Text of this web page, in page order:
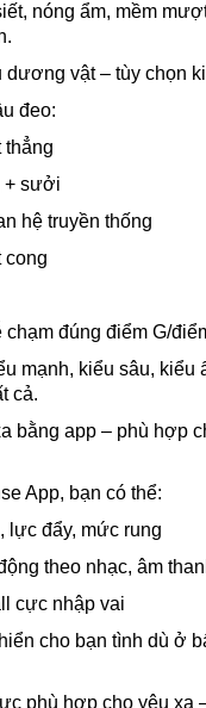
nóng ẩm, mềm
dương vật – tùy chọn
đeo:
+ sưởi
hệ truyền thống
chạm đúng điểm G/
mạnh, kiểu sâu, kiểu
cả.
bằng app – phù hợp
App, bạn có thể:
lực đẩy, mức rung
theo nhạc, âm
cực nhập vai
cho bạn tình dù ở
phù hợp cho yêu xa